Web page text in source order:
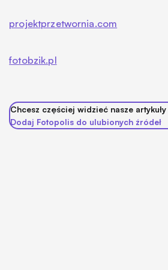
projektprzetwornia.com
fotobzik.pl
Chcesz częściej widzieć nasze
Dodaj Fotopolis do ulubionych źródeł